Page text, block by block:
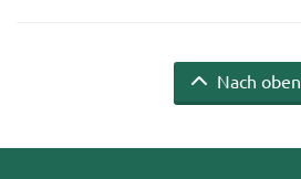
Nach oben